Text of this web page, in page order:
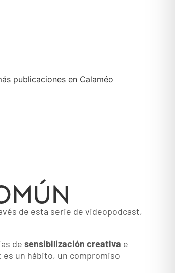
publicaciones en Calaméo
de esta serie de videopodcast,
de sensibilización creativa e
un hábito, un compromiso